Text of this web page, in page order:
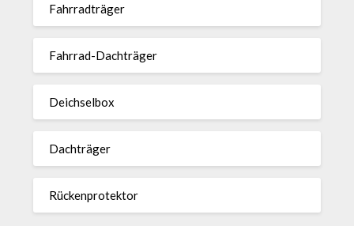
Fahr­rad­träger
Fahrrad-Dach­träger
Deich­selbox
Dach­träger
Rücken­pro­tektor